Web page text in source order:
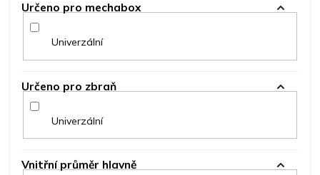
Určeno pro mechabox
Univerzální
Určeno pro zbraň
Univerzální
Vnitřní průměr hlavně